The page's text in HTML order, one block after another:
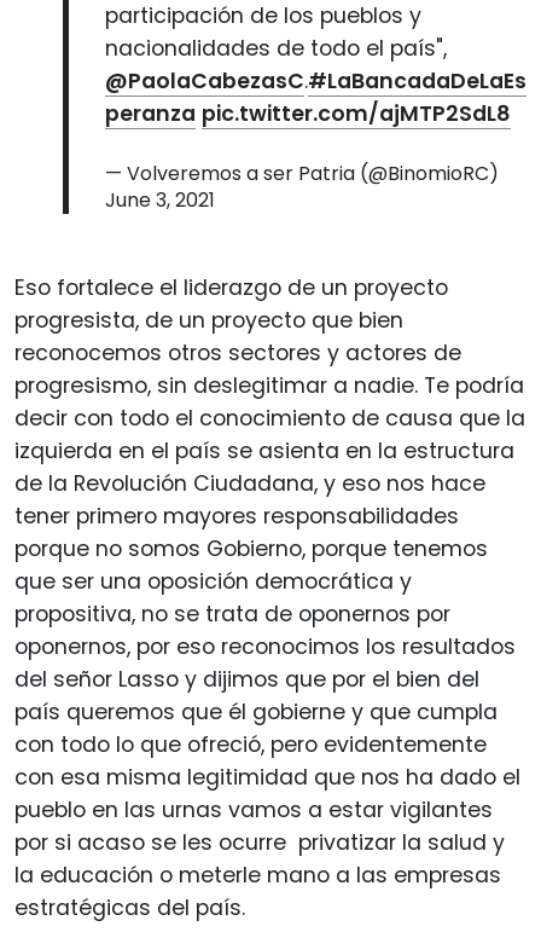
participación de los pueblos y
nacionalidades de todo el país",
@PaolaCabezasC.#LaBancadaDeLaEs
peranza pic.twitter.com/ajMTP2SdL8
— Volveremos a ser Patria (@BinomioRC)
June 3, 2021
Eso fortalece el liderazgo de un proyecto
progresista, de un proyecto que bien
reconocemos otros sectores y actores de
progresismo, sin deslegitimar a nadie. Te podría
decir con todo el conocimiento de causa que la
izquierda en el país se asienta en la estructura
de la Revolución Ciudadana, y eso nos hace
tener primero mayores responsabilidades
porque no somos Gobierno, porque tenemos
que ser una oposición democrática y
propositiva, no se trata de oponernos por
oponernos, por eso reconocimos los resultados
del señor Lasso y dijimos que por el bien del
país queremos que él gobierne y que cumpla
con todo lo que ofreció, pero evidentemente
con esa misma legitimidad que nos ha dado el
pueblo en las urnas vamos a estar vigilantes
por si acaso se les ocurre privatizar la salud y
la educación o meterle mano a las empresas
estratégicas del país.